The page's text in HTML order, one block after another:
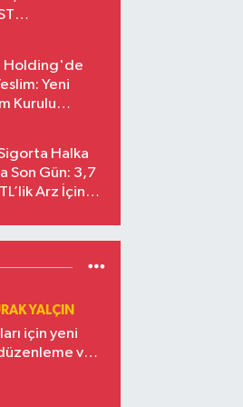
Holding'de
Yeni
Kurulu
Halka
Son Gün: 3,7
Arz İçin
YALÇIN
için yeni
ve